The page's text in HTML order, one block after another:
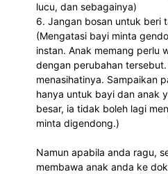
lucu, dan sebagainya)
6. Jangan bosan untuk beri
(Mengatasi bayi minta
instan. Anak memang perlu
dengan perubahan
menasihatinya. Sampaikan
hanya untuk bayi dan anak
besar, ia tidak boleh lagi
minta digendong.)
Namun apabila anda ragu,
membawa anak anda ke